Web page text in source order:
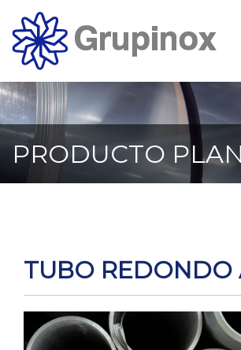
contenido
principal
la
página
PRODUCTO
TUBO REDONDO